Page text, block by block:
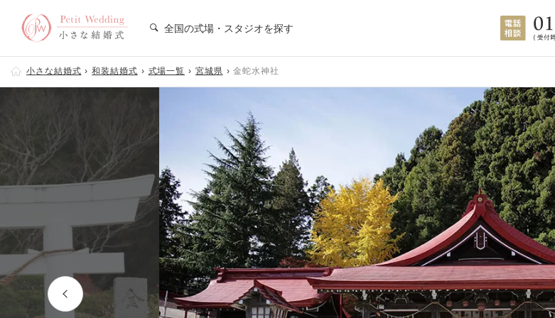
全国の式場・スタジオを探す
小さな結婚式 和装結婚式 式場一覧 宮城県 金蛇水神社